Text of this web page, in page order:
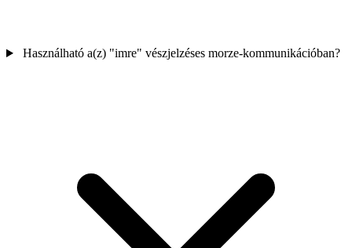
Használható a(z) "imre" vészjelzéses morze-kommunikációban?